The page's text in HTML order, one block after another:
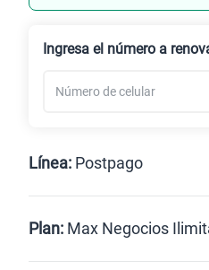
Ingresa el número a
Línea: Postpago
Plan: Max Negocios